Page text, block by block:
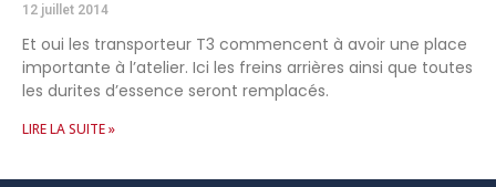
12 juillet 2014
Et oui les transporteur T3 commencent à avoir une place
importante à l’atelier. Ici les freins arrières ainsi que toutes
les durites d’essence seront remplacés.
LIRE LA SUITE »